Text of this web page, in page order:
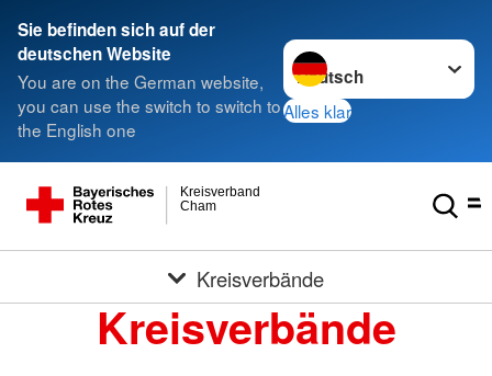
Sie befinden sich auf der
deutschen Website
You are on the German website,
you can use the switch to switch to
the English one
Sprache wechseln zu
Alles klar
Cham
Kreisverband
Kreisverbände
Kreisverbände